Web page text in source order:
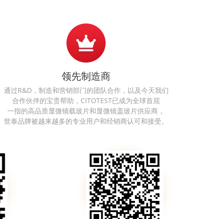
领先制造商
通过R&D，制造和营销部门的团队合作，以及今天我们
合作伙伴的宝贵帮助，CITOTEST已成为全球首屈
一指的高品质显微镜载玻片和显微镜盖玻片供应商，
世泰品牌被越来越多的专业用户和经销商认可和接受。